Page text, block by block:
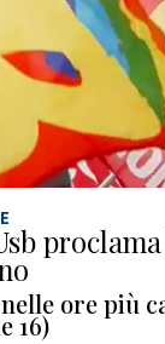
ore più
16)